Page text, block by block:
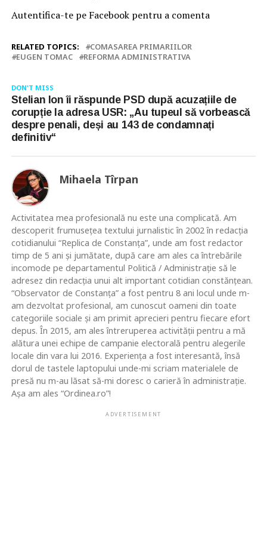
Autentifica-te pe Facebook pentru a comenta
RELATED TOPICS:
COMASAREA PRIMARIILOR
EUGEN TOMAC
REFORMA ADMINISTRATIVA
DON'T MISS
Stelian Ion îi răspunde PSD după acuzațiile de
corupție la adresa USR: „Au tupeul să vorbească
despre penali, deși au 143 de condamnați
definitiv“
Mihaela Tîrpan
Activitatea mea profesională nu este una complicată. Am
descoperit frumusețea textului jurnalistic în 2002 în redacția
cotidianului “Replica de Constanța”, unde am fost redactor
timp de 5 ani și jumătate, după care am ales ca întrebările
incomode pe departamentul Politică / Administrație să le
adresez din redacția unui alt important cotidian constănțean.
“Observator de Constanța” a fost pentru 8 ani locul unde m-
am dezvoltat profesional, am cunoscut oameni din toate
categoriile sociale și am primit aprecieri pentru fiecare efort
depus. În 2015, am ales întreruperea activității pentru a mă
alătura unei echipe de campanie electorală pentru alegerile
locale din vara lui 2016. Experiența a fost interesantă, însă
dorul de tastele laptopului unde-mi scriam materialele de
presă nu m-au lăsat să-mi doresc o carieră în administrație.
Așa am ales “Ordinea.ro”!
ADVERTISEMENT